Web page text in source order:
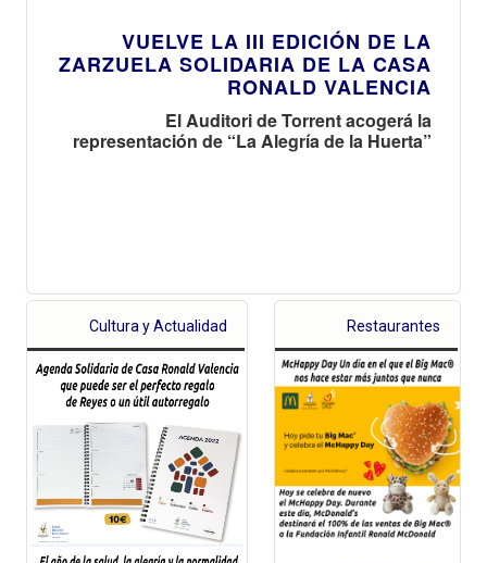
VUELVE LA III EDICIÓN DE LA
ZARZUELA SOLIDARIA DE LA CASA
RONALD VALENCIA
El Auditori de Torrent acogerá la
representación de “La Alegría de la Huerta”
Cultura y Actualidad Restaurantes